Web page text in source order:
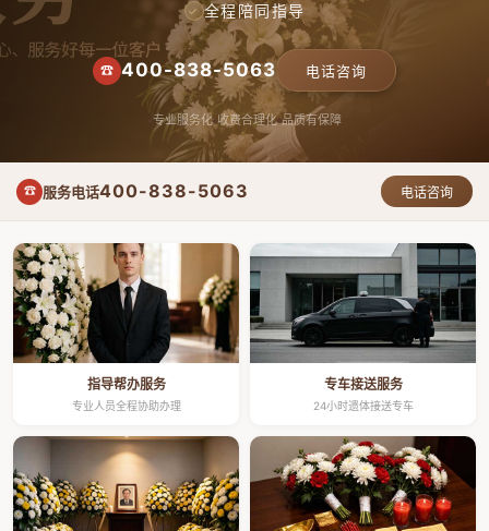
✓ 全程陪同指导
☎ 400-838-5063 电话咨询
专业服务化 收费合理化 品质有保障
☎ 服务电话400-838-5063 电话咨询
指导帮办服务
专业人员全程协助办理
专车接送服务
24小时遗体接送专车